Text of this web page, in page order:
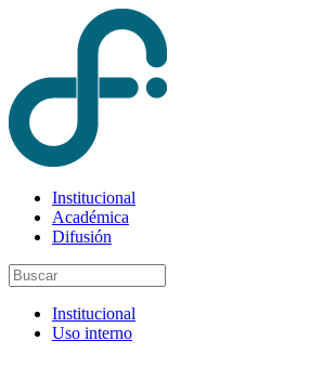
Institucional
Académica
Difusión
Institucional
Uso interno